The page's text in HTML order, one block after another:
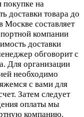
покупке на
доставки товара до
Москве составляет
компании
доставки
обговорит с
Для организации
необходимо
с вами для
Затем следует
оплаты мы
компанию.